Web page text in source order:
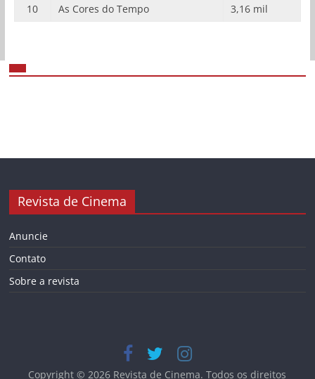
10
As Cores do Tempo 3,16 mil
Revista de Cinema
Anuncie
Contato
Sobre a revista
Copyright © 2026 Revista de Cinema. Todos os direitos